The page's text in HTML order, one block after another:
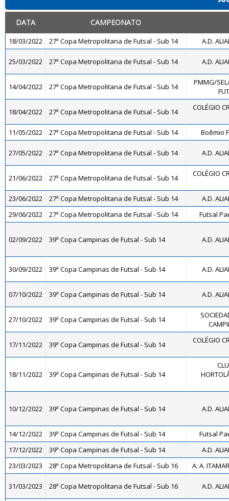
DATA CAMPEONATO
18/03/2022 27ª Copa Metropolitana de Futsal - Sub 14 A.D.
25/03/2022 27ª Copa Metropolitana de Futsal - Sub 14 A.D.
14/04/2022 27ª Copa Metropolitana de Futsal - Sub 14
PMMG/
18/04/2022 27ª Copa Metropolitana de Futsal - Sub 14 COLÉGIO
11/05/2022 27ª Copa Metropolitana de Futsal - Sub 14 Boêmio
27/05/2022 27ª Copa Metropolitana de Futsal - Sub 14 A.D.
21/06/2022 27ª Copa Metropolitana de Futsal - Sub 14 COLÉGIO
23/06/2022 27ª Copa Metropolitana de Futsal - Sub 14
A.D.
29/06/2022
27ª Copa Metropolitana de Futsal - Sub 14 Futsal
02/09/2022 39ª Copa Campinas de Futsal - Sub 14 A.D.
30/09/2022 39ª Copa Campinas de Futsal - Sub 14 A.D.
07/10/2022 39ª Copa Campinas de Futsal - Sub 14 A.D.
27/10/2022 39ª Copa Campinas de Futsal - Sub 14
17/11/2022 39ª Copa Campinas de Futsal - Sub 14 COLÉGIO
18/11/2022 39ª Copa Campinas de Futsal - Sub 14
10/12/2022 39ª Copa Campinas de Futsal - Sub 14 A.D.
14/12/2022 39ª Copa Campinas de Futsal - Sub 14
Futsal
17/12/2022
39ª Copa Campinas de Futsal - Sub 14
A.D.
23/03/2023
28ª Copa Metropolitana de Futsal - Sub 16 A. A.
31/03/2023 28ª Copa Metropolitana de Futsal - Sub 16 A.D.